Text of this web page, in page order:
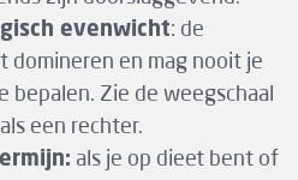
evenwicht: de
domineren en mag nooit je
bepalen. Zie de weegschaal
een rechter.
als je op dieet bent of